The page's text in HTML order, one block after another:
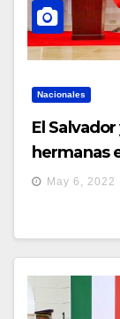
Nacionales
El
hermanas
May 6, 2022